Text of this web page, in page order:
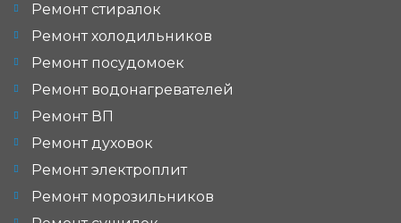
Ремонт стиралок
Ремонт холодильников
Ремонт посудомоек
Ремонт водонагревателей
Ремонт ВП
Ремонт духовок
Ремонт электроплит
Ремонт морозильников